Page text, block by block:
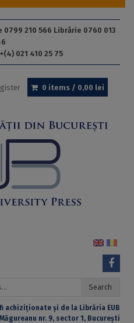
210 566 Librărie 0760 013
021 410 25 75
0 items / 0,00 lei
Search
achiziționate și de la Librăria EUB
nr. 9, sector 1, București